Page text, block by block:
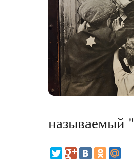
называемый